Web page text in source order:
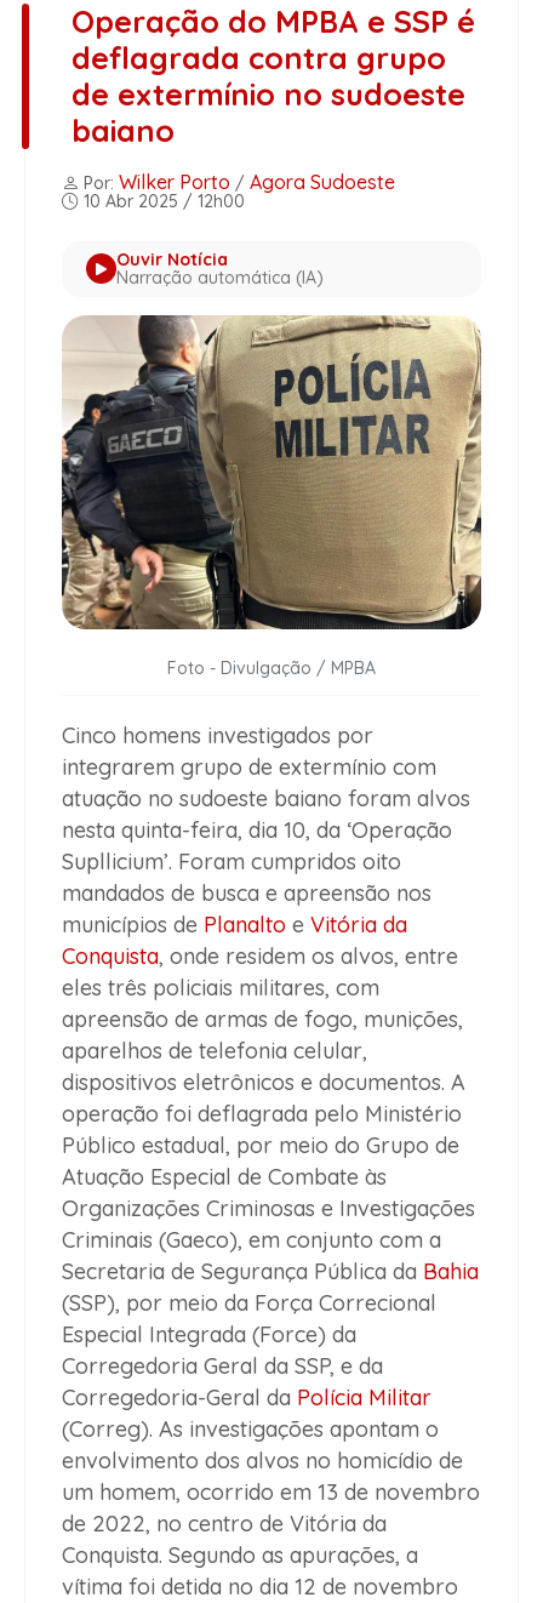
Operação do MPBA e SSP é
deflagrada contra grupo
de extermínio no sudoeste
baiano
Por: Wilker Porto / Agora Sudoeste
10 Abr 2025 / 12h00
Ouvir Notícia
Narração automática (IA)
Foto - Divulgação / MPBA
Cinco homens investigados por
integrarem grupo de extermínio com
atuação no sudoeste baiano foram alvos
nesta quinta-feira, dia 10, da ‘Operação
Supllicium’. Foram cumpridos oito
mandados de busca e apreensão nos
municípios de Planalto e Vitória da
Conquista, onde residem os alvos, entre
eles três policiais militares, com
apreensão de armas de fogo, munições,
aparelhos de telefonia celular,
dispositivos eletrônicos e documentos. A
operação foi deflagrada pelo Ministério
Público estadual, por meio do Grupo de
Atuação Especial de Combate às
Organizações Criminosas e Investigações
Criminais (Gaeco), em conjunto com a
Secretaria de Segurança Pública da Bahia
(SSP), por meio da Força Correcional
Especial Integrada (Force) da
Corregedoria Geral da SSP, e da
Corregedoria-Geral da Polícia Militar
(Correg). As investigações apontam o
envolvimento dos alvos no homicídio de
um homem, ocorrido em 13 de novembro
de 2022, no centro de Vitória da
Conquista. Segundo as apurações, a
vítima foi detida no dia 12 de novembro